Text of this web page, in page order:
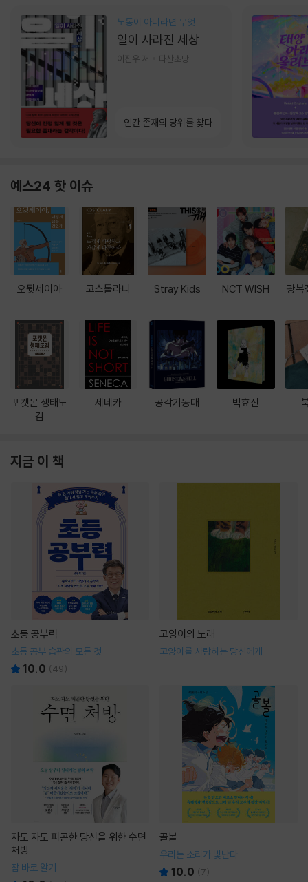
노동이 아니라면 무엇
일이 사라진 세상
이진우 저 다산초당
인간 존재의 당위를 찾다
예스24 핫 이슈
오뒷세이아
포켓몬 생태도
감
코스톨라니
세네카
Stray Kids
공각기동대
NCT WISH
박효신
광복
지금 이 책
초등 공부력
초등 공부 습관의 모든 것
10.0 (49)
고양이의 노래
고양이를 사랑하는 당신에게
자도 자도 피곤한 당신을 위한 수면
처방
잠 바로 알기
골볼
우리는 소리가 빛난다
10.0 (7)